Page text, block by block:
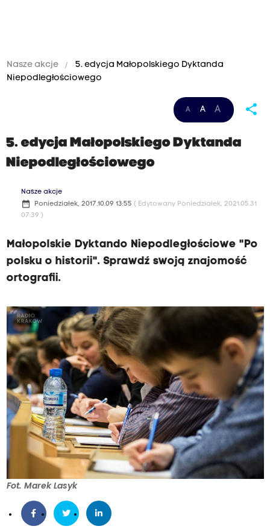
Nasze akcje
5. edycja Małopolskiego Dyktanda
Niepodległościowego
A A A share
5. edycja Małopolskiego Dyktanda
Niepodległościowego
Nasze akcje
date_range Poniedziałek, 2017.10.09 13:55 ( Edytowany Poniedziałek, 2021.05.31
07:39 )
Małopolskie Dyktando Niepodległościowe "Po
polsku o historii". Sprawdź swoją znajomość
ortografii.
Fot. Marek Lasyk